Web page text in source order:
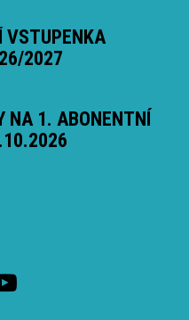
VSTUPENKA
2027
NA 1. ABONENTNÍ